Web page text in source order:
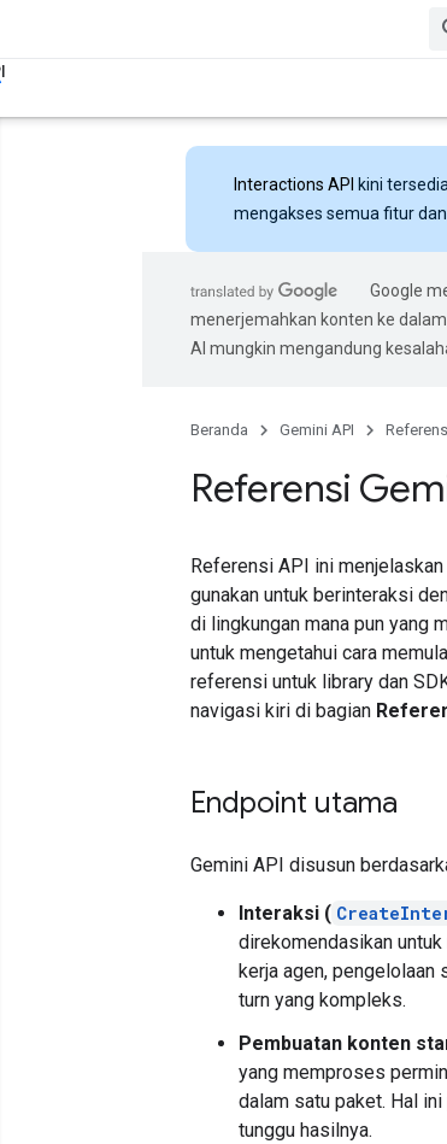
Interactions API kini
mengakses semua fitur
Google
menerjemahkan konten ke
AI mungkin mengandung
Beranda Gemini API
Referensi
Referensi API ini
gunakan untuk berinteraksi
di lingkungan mana pun yang
untuk mengetahui cara
referensi untuk library dan
navigasi kiri di bagian
Endpoint utama
Gemini API disusun
Interaksi (
direkomendasikan
kerja agen,
turn yang kompleks.
Pembuatan konten
yang memproses
dalam satu paket. Hal
tunggu hasilnya.